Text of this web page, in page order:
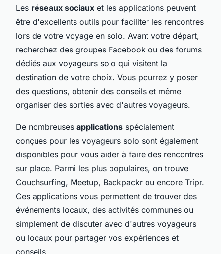
Les réseaux sociaux et les applications peuvent
être d'excellents outils pour faciliter les rencontres
lors de votre voyage en solo. Avant votre départ,
recherchez des groupes Facebook ou des forums
dédiés aux voyageurs solo qui visitent la
destination de votre choix. Vous pourrez y poser
des questions, obtenir des conseils et même
organiser des sorties avec d'autres voyageurs.
De nombreuses applications spécialement
conçues pour les voyageurs solo sont également
disponibles pour vous aider à faire des rencontres
sur place. Parmi les plus populaires, on trouve
Couchsurfing, Meetup, Backpackr ou encore Tripr.
Ces applications vous permettent de trouver des
événements locaux, des activités communes ou
simplement de discuter avec d'autres voyageurs
ou locaux pour partager vos expériences et
conseils.